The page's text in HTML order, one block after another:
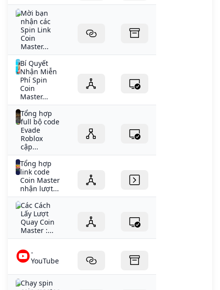
Mời bạn
nhận các
Spin Link
Coin
Master...
Bí Quyết
Nhận Miễn
Phí Spin
Coin
Master...
Tổng hợp
full bộ code
Evade
Roblox
cập...
Tổng hợp
link code
Coin Master
nhận lượt...
Các Cách
Lấy Lượt
Quay Coin
Master :...
-
YouTube
Chạy spin